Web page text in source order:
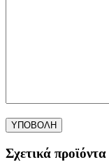
Σχετικά προϊόντα